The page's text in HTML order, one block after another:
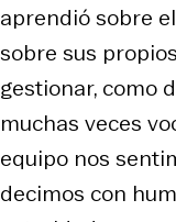
aprendió sobre
sobre sus
gestionar, como
muchas veces
equipo nos
decimos con